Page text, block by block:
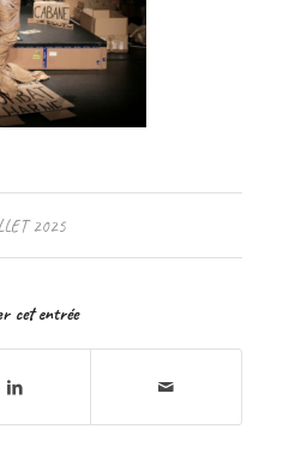
2025
cet entrée